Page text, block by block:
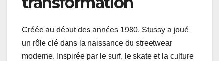
Créée au début des années 1980, Stussy a joué
un rôle clé dans la naissance du streetwear
moderne. Inspirée par le surf, le skate et la culture